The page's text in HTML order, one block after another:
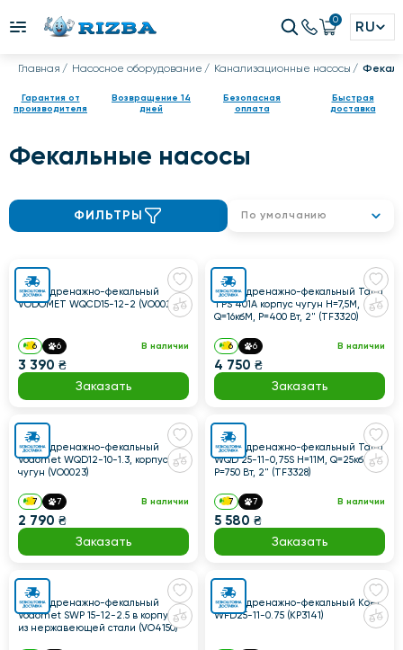
0 RU
Главная Насосное оборудование Канализационные насосы
Гарантия от
производителя
Возвращение 14
дней
Безопасная
оплата
Быстрая
доставка
Фекальные насосы
ФИЛЬТРЫ По умолчанию
Насос дренажно-фекальный
VODOMET WQCD15-12-2 (VO0024)
6 6 В наличии
3 390 ₴
Заказать
Насос дренажно-фекальный Taifu
TPS 401A корпус чугун Н=7,5М,
Q=16кбМ, P=400 Вт, 2" (TF3320)
6 6 В наличии
4 750 ₴
Заказать
Насос дренажно-фекальный
Vodomet WQD12-10-1.3, корпус
чугун (VO0023)
7 7 В наличии
2 790 ₴
Заказать
Насос дренажно-фекальный Taifu
WQD 25-11-0,75S Н=11М, Q=25кбМ,
P=750 Вт, 2" (TF3328)
7 7 В наличии
5 580 ₴
Заказать
Насос дренажно-фекальный
Vodomet SWP 15-12-2.5 в корпусе
из нержавеющей стали (VO4150)
Насос дренажно-фекальный Koer
WFD25-11-0.75 (KP3141)